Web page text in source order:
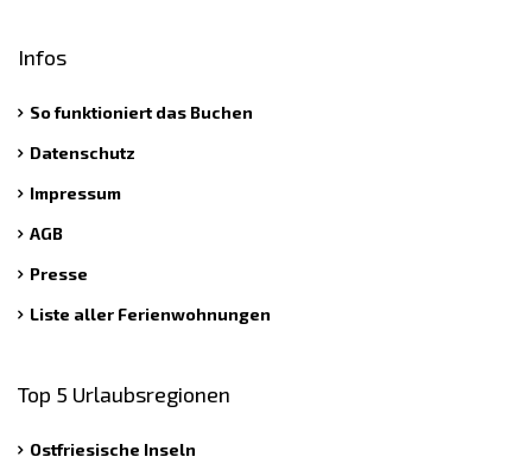
Infos
So funktioniert das Buchen
Datenschutz
Impressum
AGB
Presse
Liste aller Ferienwohnungen
Top 5 Urlaubsregionen
Ostfriesische Inseln